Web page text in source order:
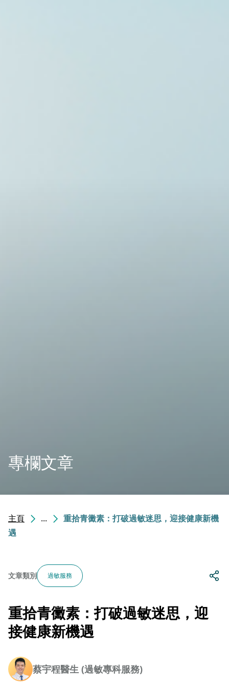
專欄文章
主頁 ...
重拾青黴素：打破過敏迷思，迎接健康新機
遇
文章類別 過敏服務
重拾青黴素：打破過敏迷思，迎
接健康新機遇
蔡宇程醫生 (過敏專科服務)